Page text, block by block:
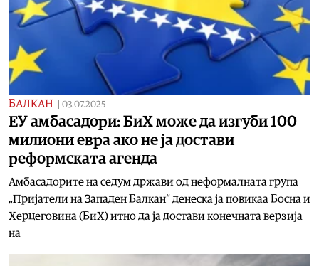
БАЛКАН 03.07.2025
ЕУ амбасадори: БиХ може да изгуби 100
милиони евра ако не ја достави
реформската агенда
Амбасадорите на седум држави од неформалната група
„Пријатели на Западен Балкан“ денеска ја повикаа Босна и
Херцеговина (БиХ) итно да ја достави конечната верзија
на